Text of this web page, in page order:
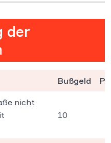
der
Bußgeld
nicht
10